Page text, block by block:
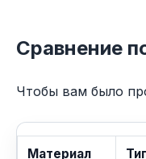
Сравнение
Чтобы вам было
Материал